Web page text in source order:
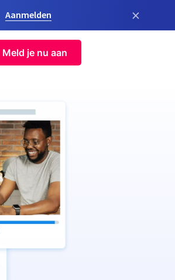
Aanmelden ×
Meld je nu aan